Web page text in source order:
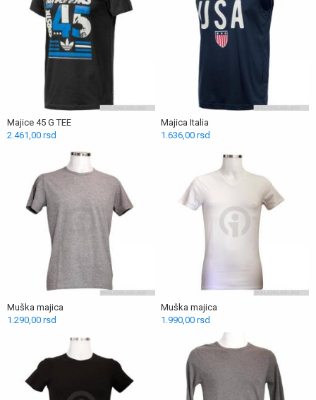
Majice 45 G TEE
2.461,00 rsd
Majica Italia
1.636,00 rsd
Muška majica
1.290,00 rsd
Muška majica
1.990,00 rsd